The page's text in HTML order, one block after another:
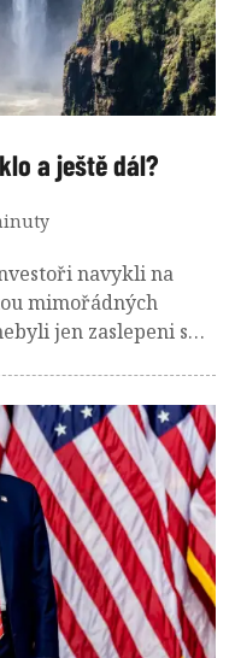
a ještě dál?
navykli na
mimořádných
jen zaslepeni s